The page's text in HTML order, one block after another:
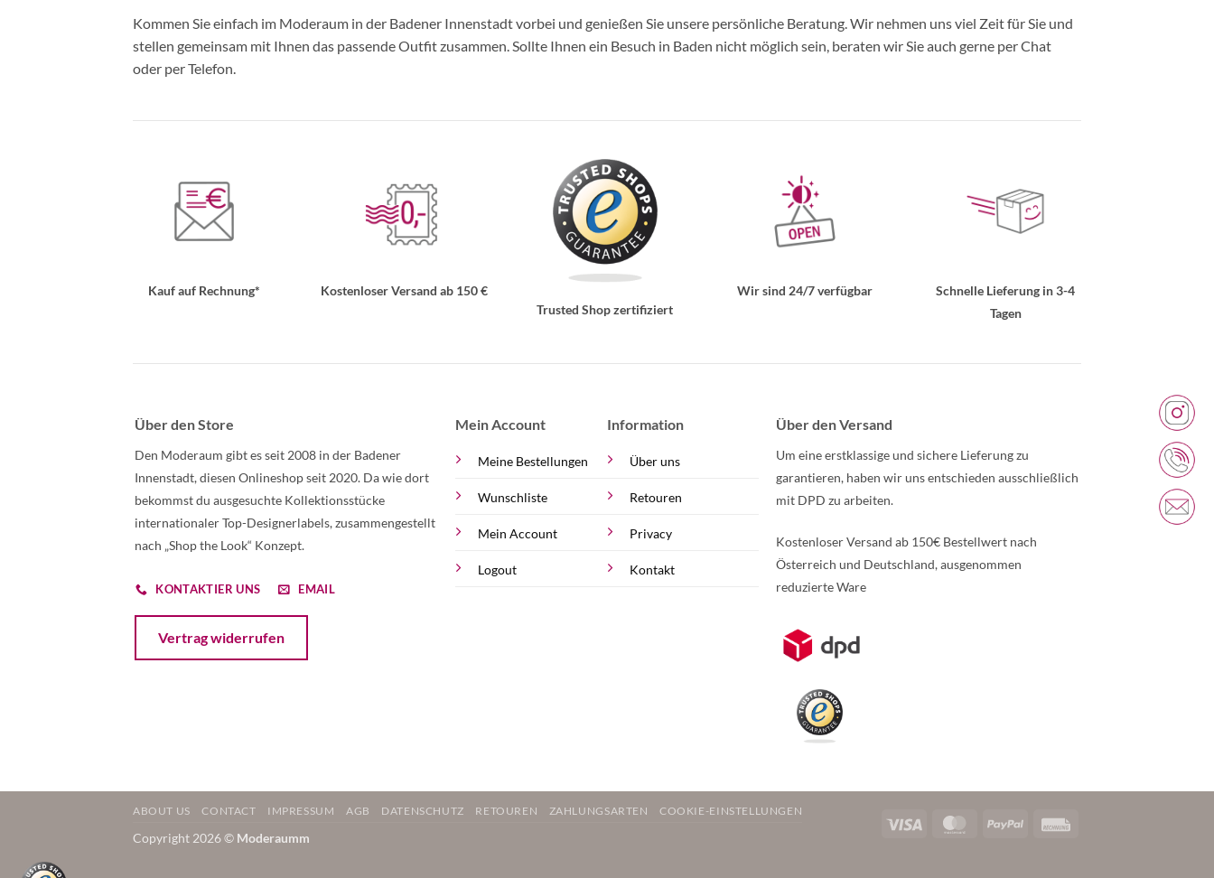
Kommen Sie einfach im Moderaum in der Badener Innenstadt vorbei und genießen Sie unsere persönliche Beratung. Wir nehmen uns viel Zeit für Sie und
stellen gemeinsam mit Ihnen das passende Outfit zusammen. Sollte Ihnen ein Besuch in Baden nicht möglich sein, beraten wir Sie auch gerne per Chat
oder per Telefon.
Kauf auf Rechnung*
Kostenloser Versand ab 150 €
Trusted Shop zertifiziert
Wir sind 24/7 verfügbar
Schnelle Lieferung in 3-4
Tagen
Über den Store
Den Moderaum gibt es seit 2008 in der Badener
Innenstadt, diesen Onlineshop seit 2020. Da wie dort
bekommst du ausgesuchte Kollektionsstücke
internationaler Top-Designerlabels, zusammengestellt
nach „Shop the Look“ Konzept.
KONTAKTIER UNS EMAIL
Vertrag widerrufen
Mein Account
Meine Bestellungen
Wunschliste
Mein Account
Logout
Information
Über uns
Retouren
Privacy
Kontakt
Über den Versand
Um eine erstklassige und sichere Lieferung zu
garantieren, haben wir uns entschieden ausschließlich
mit DPD zu arbeiten.
Kostenloser Versand ab 150€ Bestellwert nach
Österreich und Deutschland, ausgenommen
reduzierte Ware
Weitere Informationen über den gesperrten Inhalt.
Visa MasterCardPayPal
ABOUT US CONTACT IMPRESSUM AGB DATENSCHUTZ RETOUREN ZAHLUNGSARTEN COOKIE-EINSTELLUNGEN
Copyright 2026 © Moderaumm
Weitere Informationen über den gesperrten Inhalt.